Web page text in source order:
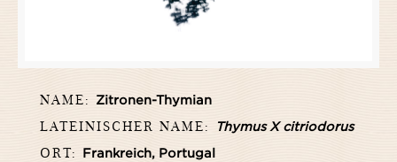
NAME: Zitronen-Thymian
LATEINISCHER NAME: Thymus X citriodorus
ORT: Frankreich, Portugal